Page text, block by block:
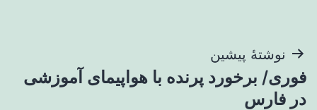
راهبری
نوشته
نوشتهٔ پیشین
فوری/ برخورد پرنده با هواپیمای آموزشی
در فارس